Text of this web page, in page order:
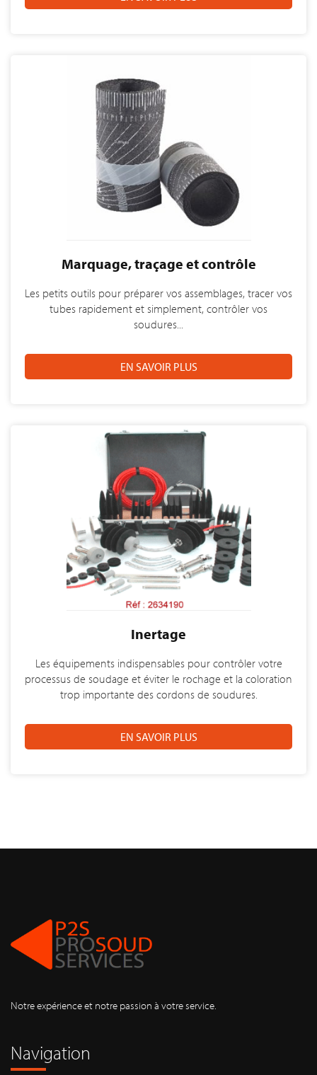
Marquage, traçage et contrôle
Les petits outils pour préparer vos assemblages, tracer vos
tubes rapidement et simplement, contrôler vos
soudures...
EN SAVOIR PLUS
Inertage
Les équipements indispensables pour contrôler votre
processus de soudage et éviter le rochage et la coloration
trop importante des cordons de soudures.
EN SAVOIR PLUS
Notre expérience et notre passion à votre service.
Navigation